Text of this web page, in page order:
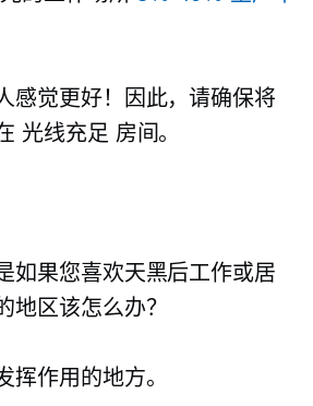
感觉更好！因此，请确保将
光线充足 房间。
如果您喜欢天黑后工作或居
地区该怎么办？
挥作用的地方。